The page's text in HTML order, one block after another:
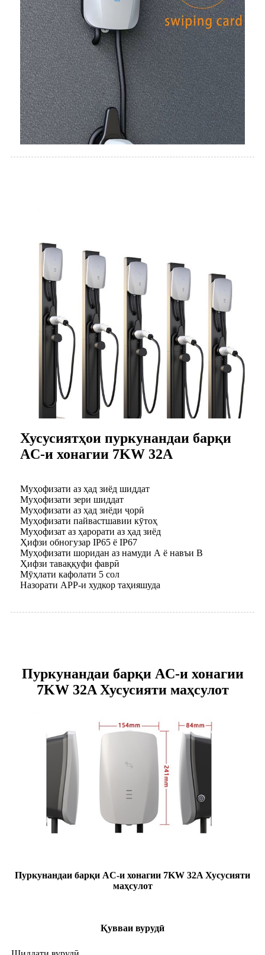
Хусусиятҳои пуркунандаи барқи
AC-и хонагии 7KW 32A
Муҳофизати аз ҳад зиёд шиддат
Муҳофизати зери шиддат
Муҳофизати аз ҳад зиёди ҷорӣ
Муҳофизати пайвастшавии кӯтоҳ
Муҳофизат аз ҳарорати аз ҳад зиёд
Ҳифзи обногузар IP65 ё IP67
Муҳофизати шоридан аз намуди А ё навъи В
Ҳифзи таваққуфи фаврӣ
Мӯҳлати кафолати 5 сол
Назорати APP-и худкор таҳияшуда
Пуркунандаи барқи AC-и хонагии
7KW 32A Хусусияти маҳсулот
Пуркунандаи барқи AC-и хонагии 7KW 32A Хусусияти
маҳсулот
Қувваи вурудӣ